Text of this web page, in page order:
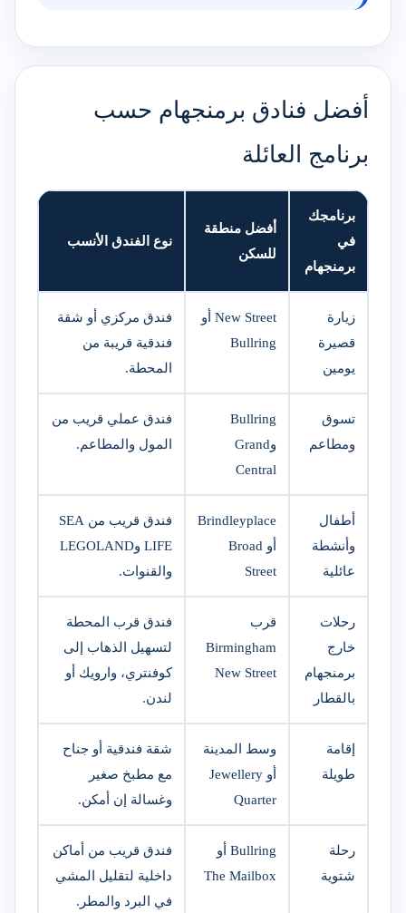
أفضل فنادق برمنجهام حسب
برنامج العائلة
برنامجك
في
برمنجهام
أفضل منطقة
للسكن
نوع الفندق الأنسب
زيارة
قصيرة
يومين
New Street أو
Bullring
فندق مركزي أو شقة
فندقية قريبة من
المحطة.
تسوق
ومطاعم
Bullring
وGrand
Central
فندق عملي قريب من
المول والمطاعم.
أطفال
وأنشطة
عائلية
Brindleyplace
أو Broad
Street
فندق قريب من SEA
LIFE وLEGOLAND
والقنوات.
رحلات
خارج
برمنجهام
بالقطار
قرب
Birmingham
New Street
فندق قرب المحطة
لتسهيل الذهاب إلى
كوفنتري، وارويك أو
لندن.
إقامة
طويلة
وسط المدينة
أو Jewellery
Quarter
شقة فندقية أو جناح
مع مطبخ صغير
وغسالة إن أمكن.
رحلة
شتوية
Bullring أو
The Mailbox
فندق قريب من أماكن
داخلية لتقليل المشي
في البرد والمطر.